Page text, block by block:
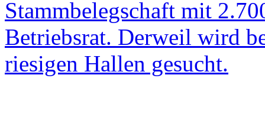
Stammbelegschaft mit
Betriebsrat. Derweil wird
riesigen Hallen gesucht.